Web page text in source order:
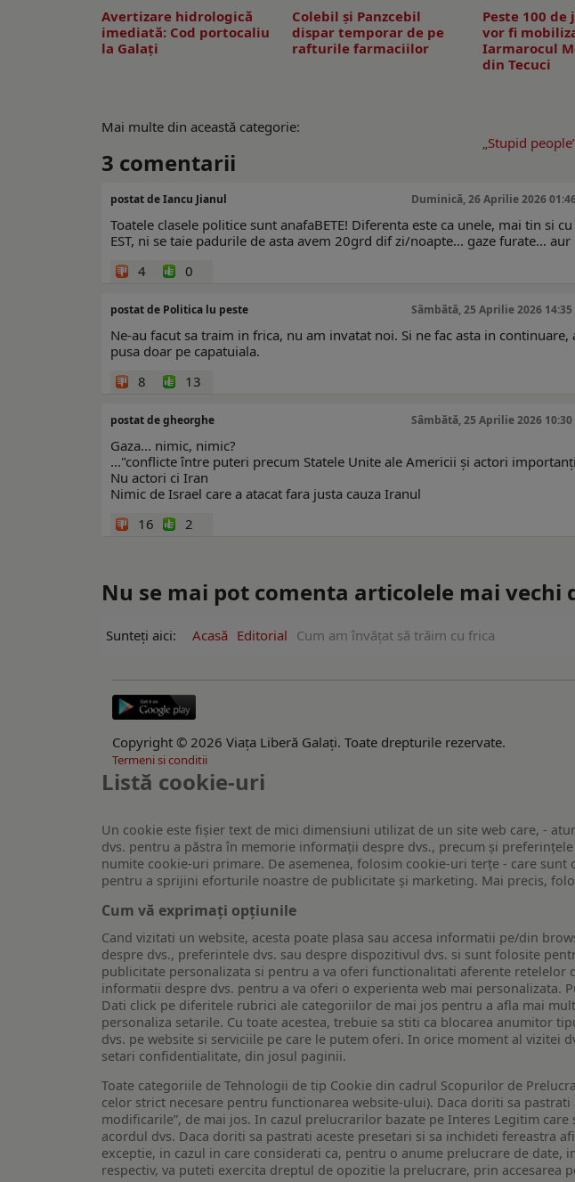
Avertizare hidrologică
imediată: Cod portocaliu
la Galaţi
Colebil și Panzcebil
dispar temporar de pe
rafturile farmaciilor
Peste 100
vor fi
Iarmarocul
din Tecuci
Mai multe din această categorie:
„Stupid
3 comentarii
postat de Iancu Jianul Duminică, 26 Aprilie 2026
Toatele clasele politice sunt anafaBETE! Diferenta este ca unele, mai tin si
EST, ni se taie padurile de asta avem 20grd dif zi/noapte... gaze furate... aur
4
0
postat de Politica lu peste Sâmbătă, 25 Aprilie 2026 14:35
Ne-au facut sa traim in frica, nu am invatat noi. Si ne fac asta in
pusa doar pe capatuiala.
8
13
postat de gheorghe Sâmbătă, 25 Aprilie 2026 10:30
Gaza... nimic, nimic?
..."conflicte între puteri precum Statele Unite ale Americii și actori
Nu actori ci Iran
Nimic de Israel care a atacat fara justa cauza Iranul
16
2
Nu se mai pot comenta articolele mai vechi
Sunteți aici: Acasă Editorial Cum am învățat să trăim cu frica
Copyright © 2026 Viaţa Liberă Galaţi. Toate drepturile rezervate.
Termeni si conditii
Listă cookie-uri
Un cookie este fişier text de mici dimensiuni utilizat de un site web care, -
dvs. pentru a păstra în memorie informații despre dvs., precum și
numite cookie-uri primare. De asemenea, folosim cookie-uri terțe - care
pentru a sprijini eforturile noastre de publicitate și marketing. Mai precis,
Cum vă exprimați opțiunile
Cand vizitati un website, acesta poate plasa sau accesa informatii pe/din
despre dvs., preferintele dvs. sau despre dispozitivul dvs. si sunt folosite
publicitate personalizata si pentru a va oferi functionalitati aferente
informatii despre dvs. pentru a va oferi o experienta web mai
Dati click pe diferitele rubrici ale categoriilor de mai jos pentru a afla mai
personaliza setarile. Cu toate acestea, trebuie sa stiti ca blocarea anumitor
dvs. pe website si serviciile pe care le putem oferi. In orice moment al
setari confidentialitate, din josul paginii.
Toate categoriile de Tehnologii de tip Cookie din cadrul Scopurilor de
celor strict necesare pentru functionarea website-ului). Daca doriti sa
modificarile”, de mai jos. In cazul prelucrarilor bazate pe Interes Legitim
acordul dvs. Daca doriti sa pastrati aceste presetari si sa inchideti fereastra
exceptie, in cazul in care considerati ca, pentru o anume prelucrare de
respectiv, va puteti exercita dreptul de opozitie la prelucrare, prin